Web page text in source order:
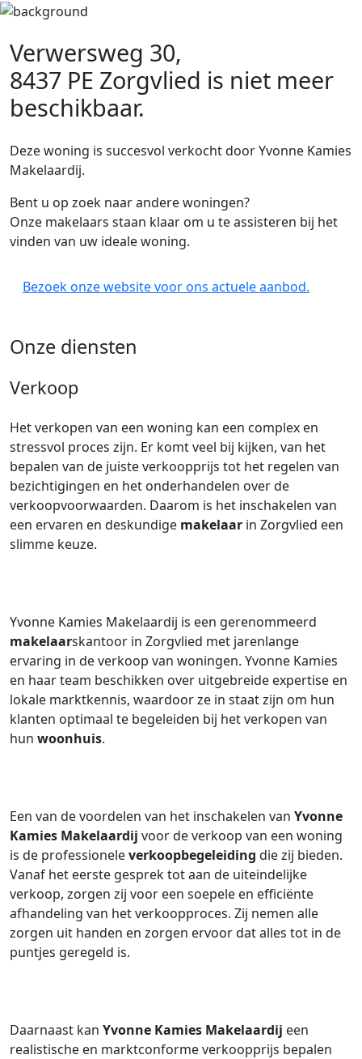
Verwersweg 30,
8437 PE Zorgvlied is niet meer
beschikbaar.
Deze woning is succesvol verkocht door Yvonne Kamies
Makelaardij.
Bent u op zoek naar andere woningen?
Onze makelaars staan klaar om u te assisteren bij het
vinden van uw ideale woning.
Bezoek onze website voor ons actuele aanbod.
Onze diensten
Verkoop
Het verkopen van een woning kan een complex en
stressvol proces zijn. Er komt veel bij kijken, van het
bepalen van de juiste verkoopprijs tot het regelen van
bezichtigingen en het onderhandelen over de
verkoopvoorwaarden. Daarom is het inschakelen van
een ervaren en deskundige makelaar in Zorgvlied een
slimme keuze.
Yvonne Kamies Makelaardij is een gerenommeerd
makelaarskantoor in Zorgvlied met jarenlange
ervaring in de verkoop van woningen. Yvonne Kamies
en haar team beschikken over uitgebreide expertise en
lokale marktkennis, waardoor ze in staat zijn om hun
klanten optimaal te begeleiden bij het verkopen van
hun woonhuis.
Een van de voordelen van het inschakelen van Yvonne
Kamies Makelaardij voor de verkoop van een woning
is de professioneleverkoopbegeleiding die zij bieden.
Vanaf het eerste gesprek tot aan de uiteindelijke
verkoop, zorgen zij voor een soepele en efficiënte
afhandeling van het verkoopproces. Zij nemen alle
zorgen uit handen en zorgen ervoor dat alles tot in de
puntjes geregeld is.
Daarnaast kan Yvonne Kamies Makelaardij een
realistische en marktconforme verkoopprijs bepalen